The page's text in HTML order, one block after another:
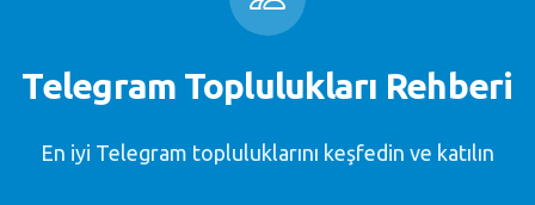
Telegram Toplulukları Rehberi
En iyi Telegram topluluklarını keşfedin ve katılın